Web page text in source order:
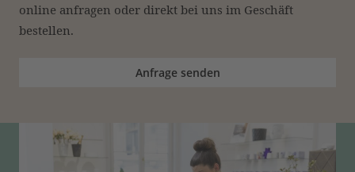
online anfragen oder direkt bei uns im Geschäft
bestellen.
Anfrage senden